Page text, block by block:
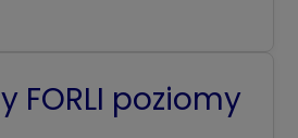
FORLI poziomy